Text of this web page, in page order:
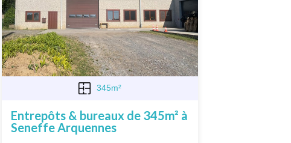
345m²
Entrepôts & bureaux de 345m² à
Seneffe Arquennes